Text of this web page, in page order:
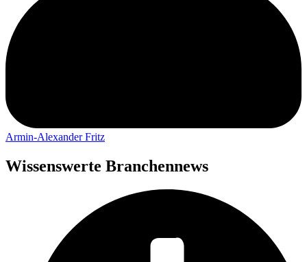
Armin-Alexander Fritz
Wissenswerte Branchennews